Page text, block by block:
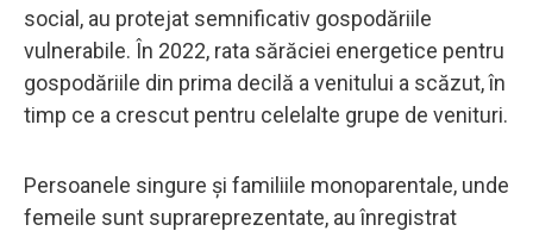
social, au protejat semnificativ gospodăriile
vulnerabile. În 2022, rata sărăciei energetice pentru
gospodăriile din prima decilă a venitului a scăzut, în
timp ce a crescut pentru celelalte grupe de venituri.
Persoanele singure și familiile monoparentale, unde
femeile sunt suprareprezentate, au înregistrat